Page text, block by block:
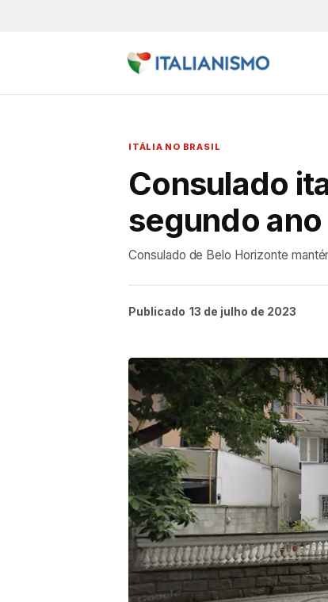
ITÁLIA NO BRASIL
Consulado
segundo ano
Consulado de Belo Horizonte
Publicado 13 de julho de 2023